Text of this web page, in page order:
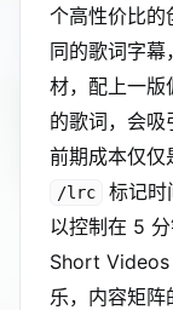
个高性价比的
同的歌词字
材，配上一版
的歌词，会吸
前期成本仅仅
/lrc
标记时
以控制在 5
Short Videos
乐，内容矩阵